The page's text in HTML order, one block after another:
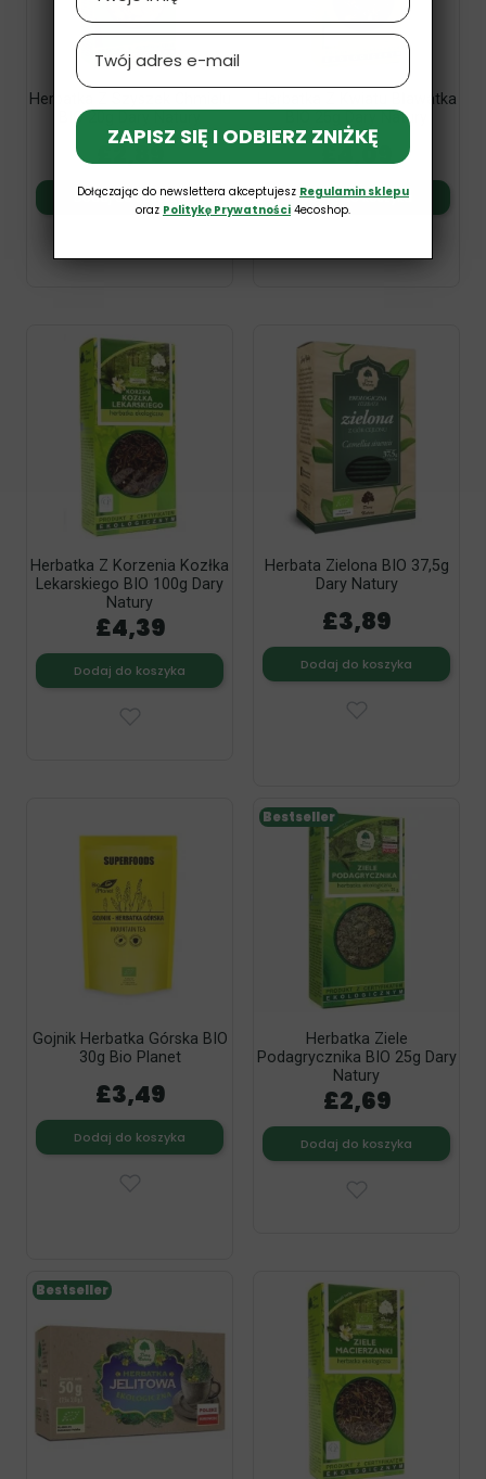
Herbatka Z Szyszek Chmielu
BIO 20g Dary Natury
£2,89
Dodaj do koszyka
Herbatka Z Kwiatu Bławatka
BIO 25g Dary Natury
£4,09
Dodaj do koszyka
Herbatka Z Korzenia Kozłka
Lekarskiego BIO 100g Dary
Natury
£4,39
Dodaj do koszyka
Herbata Zielona BIO 37,5g
Dary Natury
£3,89
Dodaj do koszyka
Gojnik Herbatka Górska BIO
30g Bio Planet
£3,49
Dodaj do koszyka
Herbatka Ziele
Podagrycznika BIO 25g Dary
Natury
£2,69
Dodaj do koszyka
Bestseller
Bestseller
Email
ZAPISZ SIĘ I ODBIERZ ZNIŻKĘ
Dołączając do newslettera akceptujesz Regulamin sklepu
oraz Politykę Prywatności 4ecoshop.